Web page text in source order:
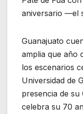
aniversario —el
Guanajuato
amplia que año
los escenarios
Universidad de
presencia de
celebra su 70